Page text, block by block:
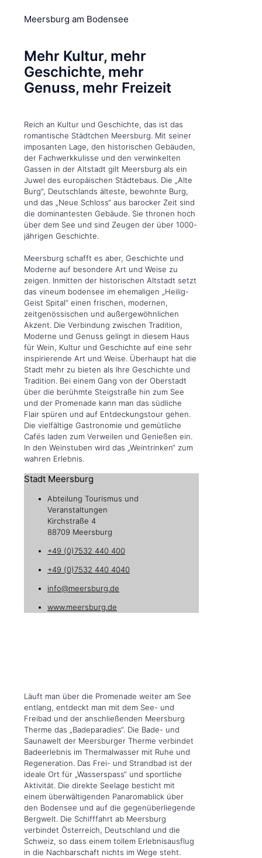
Meersburg am Bodensee
Mehr Kultur, mehr
Geschichte, mehr
Genuss, mehr Freizeit
Reich an Kultur und Geschichte, das ist das
romantische Städtchen Meersburg. Mit seiner
imposanten Lage, den historischen Gebäuden,
der Fachwerkkulisse und den verwinkelten
Gassen in der Altstadt gilt Meersburg als ein
Juwel des europäischen Städtebaus. Die „Alte
Burg“, Deutschlands älteste, bewohnte Burg,
und das „Neue Schloss“ aus barocker Zeit sind
die dominantesten Gebäude. Sie thronen hoch
über dem See und sind Zeugen der über 1000-
jährigen Geschichte.
Meersburg schafft es aber, Geschichte und
Moderne auf besondere Art und Weise zu
zeigen. Inmitten der historischen Altstadt setzt
das vineum bodensee im ehemaligen „Heilig-
Geist Spital“ einen frischen, modernen,
zeitgenössischen und außergewöhnlichen
Akzent. Die Verbindung zwischen Tradition,
Moderne und Genuss gelingt in diesem Haus
für Wein, Kultur und Geschichte auf eine sehr
inspirierende Art und Weise. Überhaupt hat die
Stadt mehr zu bieten als Ihre Geschichte und
Tradition. Bei einem Gang von der Oberstadt
über die berühmte Steigstraße hin zum See
und der Promenade kann man das südliche
Flair spüren und auf Entdeckungstour gehen.
Die vielfältige Gastronomie und gemütliche
Cafés laden zum Verweilen und Genießen ein.
In den Weinstuben wird das „Weintrinken“ zum
wahren Erlebnis.
Stadt Meersburg
Abteilung Tourismus und
Veranstaltungen
Kirchstraße 4
88709 Meersburg
+49 (0)7532 440 400
+49 (0)7532 440 4040
info@meersburg.de
www.meersburg.de
Läuft man über die Promenade weiter am See
entlang, entdeckt man mit dem See- und
Freibad und der anschließenden Meersburg
Therme das „Badeparadies“. Die Bade- und
Saunawelt der Meersburger Therme verbindet
Badeerlebnis im Thermalwasser mit Ruhe und
Regeneration. Das Frei- und Strandbad ist der
ideale Ort für „Wasserspass“ und sportliche
Aktivität. Die direkte Seelage besticht mit
einem überwältigenden Panaromablick über
den Bodensee und auf die gegenüberliegende
Bergwelt. Die Schifffahrt ab Meersburg
verbindet Österreich, Deutschland und die
Schweiz, so dass einem tollem Erlebnisausflug
in die Nachbarschaft nichts im Wege steht.